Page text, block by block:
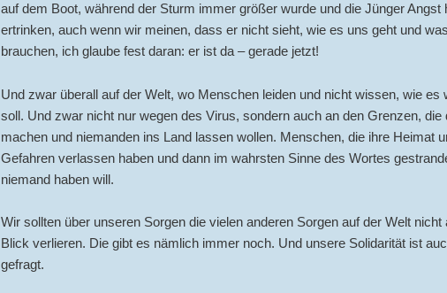
auf dem Boot, während der Sturm immer größer wurde und die Jünger Angst
ertrinken, auch wenn wir meinen, dass er nicht sieht, wie es uns geht und
brauchen, ich glaube fest daran: er ist da – gerade jetzt!
Und zwar überall auf der Welt, wo Menschen leiden und nicht wissen, wie es
soll. Und zwar nicht nur wegen des Virus, sondern auch an den Grenzen, die
machen und niemanden ins Land lassen wollen. Menschen, die ihre Heimat
Gefahren verlassen haben und dann im wahrsten Sinne des Wortes
niemand haben will.
Wir sollten über unseren Sorgen die vielen anderen Sorgen auf der Welt nicht
Blick verlieren. Die gibt es nämlich immer noch. Und unsere Solidarität ist
gefragt.